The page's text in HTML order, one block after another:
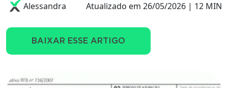
Alessandra Atualizado em 26/05/2026 | 12 MIN
BAIXAR ESSE ARTIGO